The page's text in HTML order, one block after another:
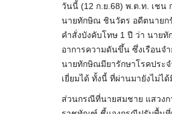
วันนี้ (12 ก.ย.68) พ.ต.ท. เช
นายทักษิณ ชินวัตร อดีตนายก
คำสั่งบังคับโทษ 1 ปี ว่า นาย
อาการความดันขึ้น ซึ่งเรือนจ
นายทักษิณมียารักษาโรคประ
เยี่ยมได้ ทั้งนี้ ที่ผ่านมายังไม่ไ
ส่วนกรณีที่นายสมชาย แสวงก